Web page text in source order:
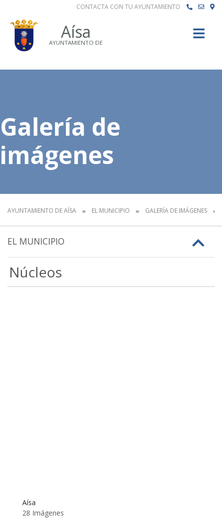
CONTACTA CON TU AYUNTAMIENTO
Aísa
AYUNTAMIENTO DE
Galería de
imágenes
AYUNTAMIENTO DE AÍSA EL MUNICIPIO GALERÍA DE IMÁGENES
EL MUNICIPIO
Núcleos
Aísa
28 Imágenes